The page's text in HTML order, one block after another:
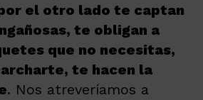
el otro lado te captan
te obligan a
que no necesitas,
te hacen la
. Nos atreveríamos a